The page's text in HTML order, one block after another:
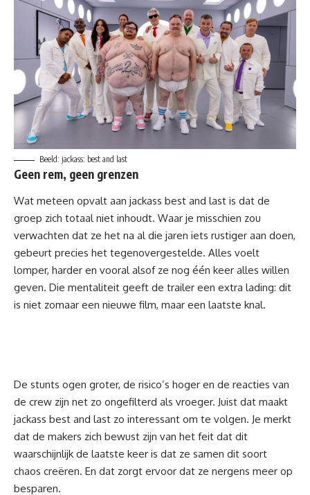
Beeld: jackass: best and last
Geen rem, geen grenzen
Wat meteen opvalt aan jackass best and last is dat de
groep zich totaal niet inhoudt. Waar je misschien zou
verwachten dat ze het na al die jaren iets rustiger aan doen,
gebeurt precies het tegenovergestelde. Alles voelt
lomper, harder en vooral alsof ze nog één keer alles willen
geven. Die mentaliteit geeft de trailer een extra lading: dit
is niet zomaar een nieuwe film, maar een laatste knal.
De stunts ogen groter, de risico’s hoger en de reacties van
de crew zijn net zo ongefilterd als vroeger. Juist dat maakt
jackass best and last zo interessant om te volgen. Je merkt
dat de makers zich bewust zijn van het feit dat dit
waarschijnlijk de laatste keer is dat ze samen dit soort
chaos creëren. En dat zorgt ervoor dat ze nergens meer op
besparen.